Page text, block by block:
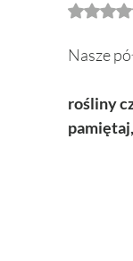
Nasze
rośliny